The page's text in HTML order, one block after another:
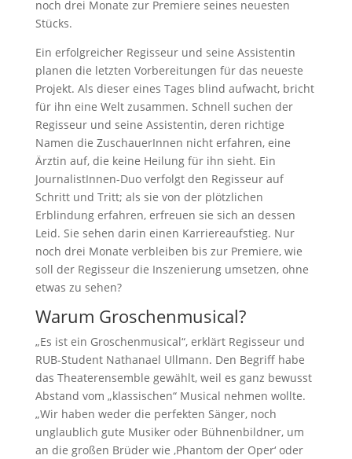
noch drei Monate zur Premiere seines neuesten
Stücks.
Ein erfolgreicher Regisseur und seine Assistentin
planen die letzten Vorbereitungen für das neueste
Projekt. Als dieser eines Tages blind aufwacht, bricht
für ihn eine Welt zusammen. Schnell suchen der
Regisseur und seine Assistentin, deren richtige
Namen die ZuschauerInnen nicht erfahren, eine
Ärztin auf, die keine Heilung für ihn sieht. Ein
JournalistInnen-Duo verfolgt den Regisseur auf
Schritt und Tritt; als sie von der plötzlichen
Erblindung erfahren, erfreuen sie sich an dessen
Leid. Sie sehen darin einen Karriereaufstieg. Nur
noch drei Monate verbleiben bis zur Premiere, wie
soll der Regisseur die Inszenierung umsetzen, ohne
etwas zu sehen?
Warum Groschenmusical?
„Es ist ein Groschenmusical“, erklärt Regisseur und
RUB-Student Nathanael Ullmann. Den Begriff habe
das Theaterensemble gewählt, weil es ganz bewusst
Abstand vom „klassischen“ Musical nehmen wollte.
„Wir haben weder die perfekten Sänger, noch
unglaublich gute Musiker oder Bühnenbildner, um
an die großen Brüder wie ‚Phantom der Oper‘ oder